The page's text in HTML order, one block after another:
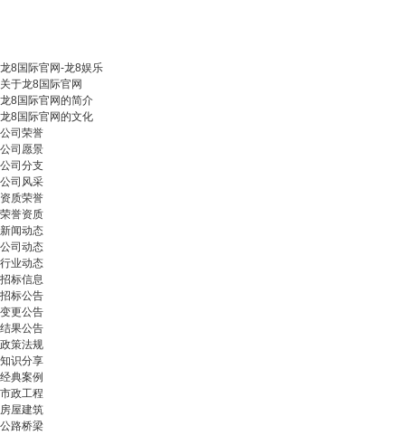
龙8国际官网-龙8娱乐
关于龙8国际官网
龙8国际官网的简介
龙8国际官网的文化
公司荣誉
公司愿景
公司分支
公司风采
资质荣誉
荣誉资质
新闻动态
公司动态
行业动态
招标信息
招标公告
变更公告
结果公告
政策法规
知识分享
经典案例
市政工程
房屋建筑
公路桥梁